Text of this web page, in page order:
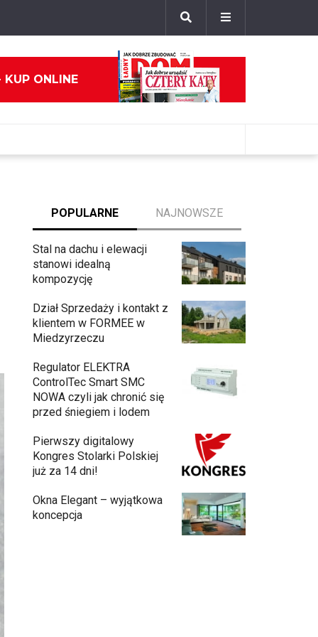
KUP ONLINE
POPULARNE NAJNOWSZE
Stal na dachu i elewacji
stanowi idealną
kompozycję
Dział Sprzedaży i kontakt z
klientem w FORMEE w
Miedzyrzeczu
Regulator ELEKTRA
ControlTec Smart SMC
NOWA czyli jak chronić się
przed śniegiem i lodem
Pierwszy digitalowy
Kongres Stolarki Polskiej
już za 14 dni!
Okna Elegant – wyjątkowa
koncepcja